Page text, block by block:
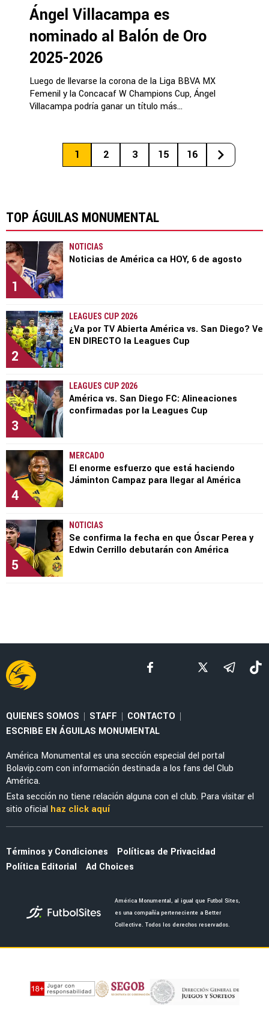
Ángel Villacampa es
nominado al Balón de Oro
2025-2026
Luego de llevarse la corona de la Liga BBVA MX
Femenil y la Concacaf W Champions Cup, Ángel
Villacampa podría ganar un título más...
1 2 3 15 16
TOP ÁGUILAS MONUMENTAL
1
NOTICIAS
Noticias de América ca HOY, 6 de agosto
2
LEAGUES CUP 2026
¿Va por TV Abierta América vs. San Diego? Ve
EN DIRECTO la Leagues Cup
3
LEAGUES CUP 2026
América vs. San Diego FC: Alineaciones
confirmadas por la Leagues Cup
4
MERCADO
El enorme esfuerzo que está haciendo
Jáminton Campaz para llegar al América
5
NOTICIAS
Se confirma la fecha en que Óscar Perea y
Edwin Cerrillo debutarán con América
QUIENES SOMOS | STAFF | CONTACTO |
ESCRIBE EN ÁGUILAS MONUMENTAL
América Monumental es una sección especial del portal
Bolavip.com con información destinada a los fans del Club
América.
Esta sección no tiene relación alguna con el club. Para visitar el
sitio oficial haz click aquí
Términos y Condiciones
Políticas de Privacidad
Política Editorial
Ad Choices
América Monumental, al igual que Futbol Sites,
es una compañía perteneciente a Better
Collective. Todos los derechos reservados.